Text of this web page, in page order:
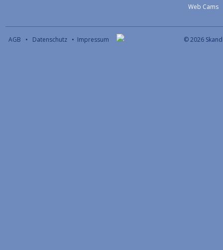
Web Cams
© 2026
AGB • Datenschutz • Impressum